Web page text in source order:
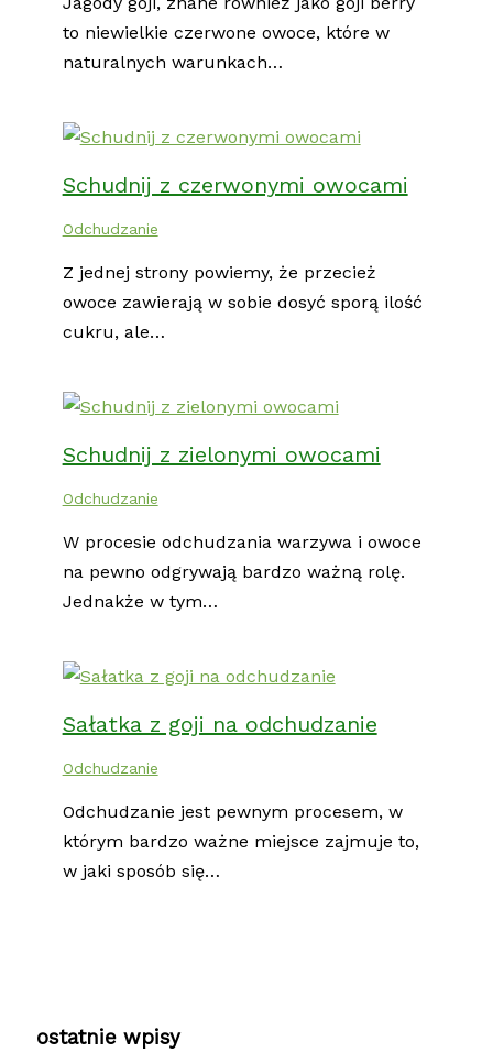
to niewielkie czerwone owoce, które w
naturalnych warunkach…
Schudnij z czerwonymi owocami
Odchudzanie
Z jednej strony powiemy, że przecież
owoce zawierają w sobie dosyć sporą ilość
cukru, ale…
Schudnij z zielonymi owocami
Odchudzanie
W procesie odchudzania warzywa i owoce
na pewno odgrywają bardzo ważną rolę.
Jednakże w tym…
Sałatka z goji na odchudzanie
Odchudzanie
Odchudzanie jest pewnym procesem, w
którym bardzo ważne miejsce zajmuje to,
w jaki sposób się…
ostatnie wpisy